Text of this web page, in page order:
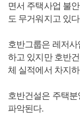
면서 주택사업 불
도 무거워지고 있
호반그룹은 레저
하고 있지만 호반
체 실적에서 차지
호반건설은 주택
파악된다.